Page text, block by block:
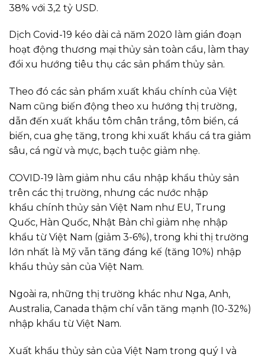
38% với 3,2 tỷ USD.
Dịch Covid-19 kéo dài cả năm 2020 làm gián đoạn
hoạt động thương mại thủy sản toàn cầu, làm thay
đổi xu hướng tiêu thụ các sản phẩm thủy sản.
Theo đó các sản phẩm xuất khẩu chính của Việt
Nam cũng biến động theo xu hướng thị trường,
dẫn đến xuất khẩu tôm chân trắng, tôm biển, cá
biến, cua ghẹ tăng, trong khi xuất khẩu cá tra giảm
sâu, cá ngừ và mực, bạch tuộc giảm nhẹ.
COVID-19 làm giảm nhu cầu nhập khẩu thủy sản
trên các thị trường, nhưng các nước nhập
khẩu chính thủy sản Việt Nam như EU, Trung
Quốc, Hàn Quốc, Nhật Bản chỉ giảm nhẹ nhập
khẩu từ Việt Nam (giảm 3-6%), trong khi thị trường
lớn nhất là Mỹ vẫn tăng đáng kế (tăng 10%) nhập
khẩu thủy sản của Việt Nam.
Ngoài ra, những thị trường khác như Nga, Anh,
Australia, Canada thậm chí vẫn tăng mạnh (10-32%)
nhập khẩu từ Việt Nam.
Xuất khẩu thủy sản của Việt Nam trong quý I và